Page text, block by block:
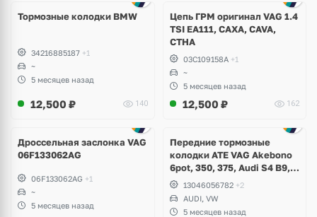
Тормозные колодки BMW
34216885187 +1
~
5 месяцев назад
12,500 ₽ 140
Цепь ГРМ оригинал VAG 1.4
TSI EA111, CAXA, CAVA,
CTHA
03C109158A +1
~
5 месяцев назад
12,500 ₽ 162
Дроссельная заслонка VAG
06F133062AG
06F133062AG +1
~
5 месяцев назад
Передние тормозные
колодки ATE VAG Akebono
6pot, 350, 375, Audi S4 B9,
S5, A6 C8, A7, Q7, Q8,
Volkswagen Touareg
13046056782 +2
AUDI, VW
5 месяцев назад